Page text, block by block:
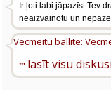
Ir ļoti labi jāpazīst Tev
neaizvainotu un
···
Vecmeitu ballīte:
lasīt visu